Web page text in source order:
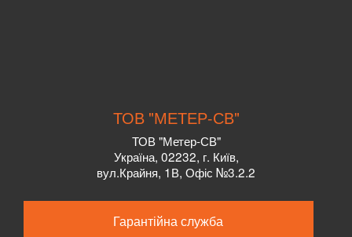
ТОВ "МЕТЕР-СВ"
ТОВ "Метер-СВ"
Україна, 02232, г. Київ,
вул.Крайня, 1В, Офіс №3.2.2
Гарантійна служба